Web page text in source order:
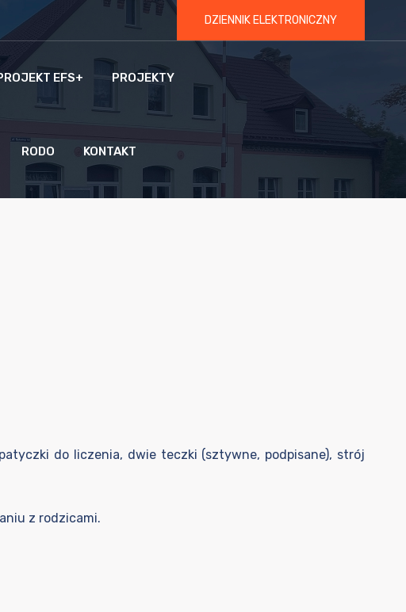
DZIENNIK ELEKTRONICZNY
EFS+ PROJEKTY
RODO KONTAKT
do liczenia, dwie teczki (sztywne, podpisane), strój
z rodzicami.